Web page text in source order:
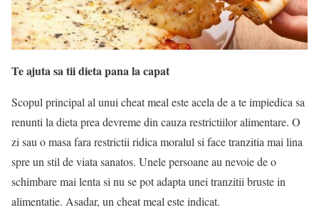
Te ajuta sa tii dieta pana la capat
Scopul principal al unui cheat meal este acela de a te impiedica sa
renunti la dieta prea devreme din cauza restrictiilor alimentare. O
zi sau o masa fara restrictii ridica moralul si face tranzitia mai lina
spre un stil de viata sanatos. Unele persoane au nevoie de o
schimbare mai lenta si nu se pot adapta unei tranzitii bruste in
alimentatie. Asadar, un cheat meal este indicat.